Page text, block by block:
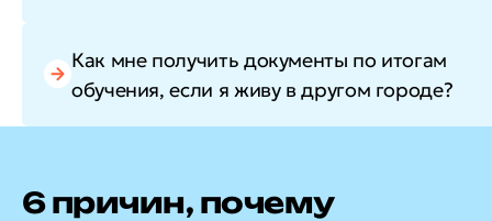
Как мне получить документы по итогам
обучения, если я живу в другом городе?
6 причин, почему